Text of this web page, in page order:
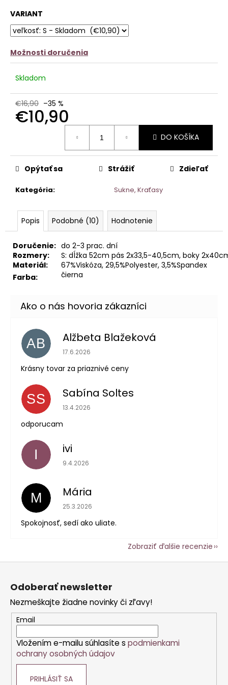
5
hviezdičiek.
VARIANT
Možnosti doručenia
Skladom
€16,90 –35 %
€10,90
DO KOŠÍKA
Kategória: Sukne, Kraťasy
Opýtať sa Strážiť Zdieľať
Popis Podobné (10) Hodnotenie
Doručenie: do 2-3 prac. dní
Rozmery:
S: dĺžka 52cm pás 2x33,5-40,5cm, boky
Materiál:
67%Viskóza, 29,5%Polyester, 3,5%Spandex
Farba:
čierna
AB Alžbeta Blažeková
Hodnotenie obchodu je 5 z 5 hviezdičiek.
17.6.2026
Krásny tovar za priaznivé ceny
SS Sabína Soltes
Hodnotenie obchodu je 5 z 5 hviezdičiek.
13.4.2026
odporucam
I ivi
Hodnotenie obchodu je 5 z 5 hviezdičiek.
9.4.2026
M Mária
Hodnotenie obchodu je 5 z 5 hviezdičiek.
25.3.2026
Spokojnosť, sedí ako uliate.
Zobraziť ďalšie recenzie
a
m
e
ÚPLETOVÉ
ŠATY
MINA
Pôvodne:
€24,90
Z
Odoberať newsletter
Nezmeškajte žiadne novinky či zľavy!
Email
Vložením e-mailu súhlasíte s podmienkami
ochrany osobných údajov
PRIHLÁSIŤ SA